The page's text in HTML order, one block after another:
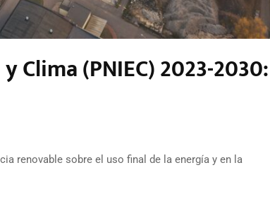
Clima (PNIEC) 2023-2030:
renovable sobre el uso final de la energía y en la